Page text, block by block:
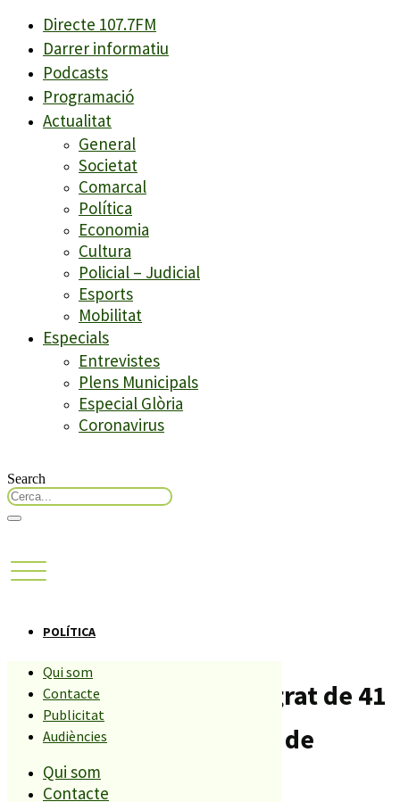
Directe 107.7FM
Darrer informatiu
Podcasts
Programació
Actualitat
General
Societat
Comarcal
Política
Economia
Cultura
Policial – Judicial
Esports
Mobilitat
Especials
Entrevistes
Plens Municipals
Especial Glòria
Coronavirus
Search
Qui som
Contacte
Publicitat
Audiències
Qui som
Contacte
POLÍTICA
Busquen un veí de Malgrat de 41
anys desaparegut el 31 de
desembre